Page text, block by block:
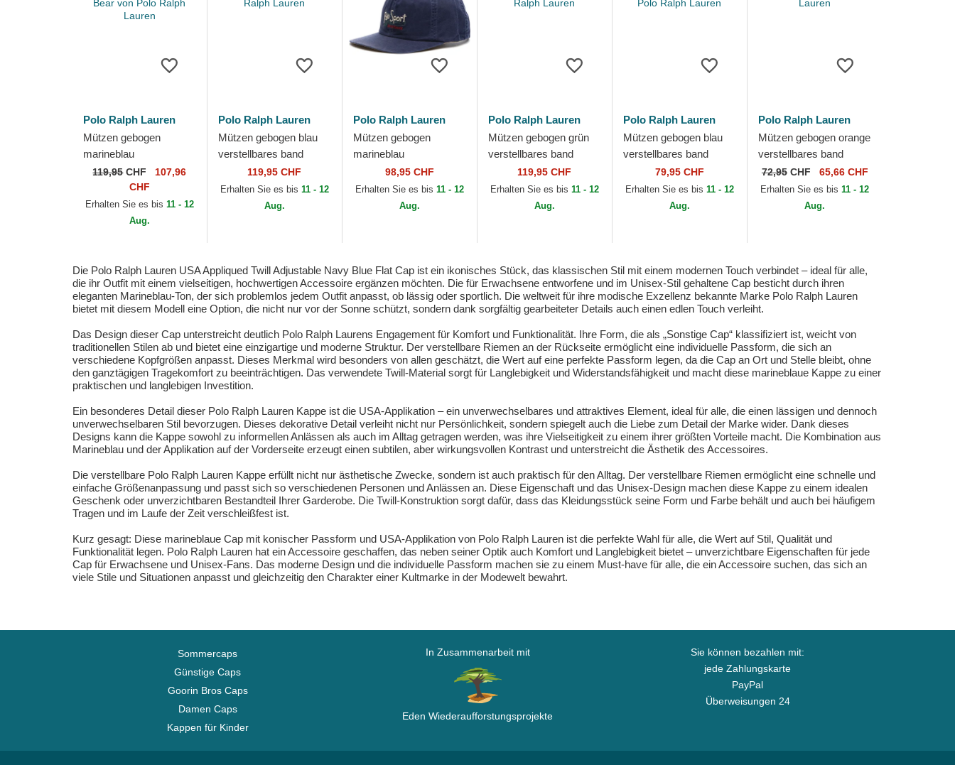
Polo Ralph Lauren
Mützen gebogen
marineblau
verstellbares band
Classic Sport Twill Bear
von Polo Ralph Lauren
119,95CHF
107,96
CHF
Erhalten Sie es bis 11 - 12
Aug.
Polo Ralph Lauren
Mützen gebogen blau
verstellbares band
Classic Sport Twill Bear
von Polo Ralph Lauren
119,95 CHF
Erhalten Sie es bis 11 - 12
Aug.
Polo Ralph Lauren
Mützen gebogen
marineblau
verstellbares band
Classic Sport Twill
Woven von Polo Ralph
98,95 CHF
Erhalten Sie es bis 11 - 12
Aug.
Polo Ralph Lauren
Mützen gebogen grün
verstellbares band
Classic Sport Twill Bear
von Polo Ralph Lauren
119,95 CHF
Erhalten Sie es bis 11 - 12
Aug.
Polo Ralph Lauren
Mützen gebogen blau
verstellbares band
Classic Sport Stretch
Twill von Polo Ralph
79,95 CHF
Erhalten Sie es bis 11 - 12
Aug.
Polo Ralph Lauren
Mützen gebogen orange
verstellbares band
Classic Sport Twill von
Polo Ralph Lauren
72,95CHF 65,66 CHF
Erhalten Sie es bis11 - 12
Aug.
Die Polo Ralph Lauren USA Appliqued Twill Adjustable Navy Blue Flat Cap ist ein ikonisches Stück, das klassischen Stil mit einem modernen Touch verbindet – ideal für alle,
die ihr Outfit mit einem vielseitigen, hochwertigen Accessoire ergänzen möchten. Die für Erwachsene entworfene und im Unisex-Stil gehaltene Cap besticht durch ihren
eleganten Marineblau-Ton, der sich problemlos jedem Outfit anpasst, ob lässig oder sportlich. Die weltweit für ihre modische Exzellenz bekannte Marke Polo Ralph Lauren
bietet mit diesem Modell eine Option, die nicht nur vor der Sonne schützt, sondern dank sorgfältig gearbeiteter Details auch einen edlen Touch verleiht.
Das Design dieser Cap unterstreicht deutlich Polo Ralph Laurens Engagement für Komfort und Funktionalität. Ihre Form, die als „Sonstige Cap“ klassifiziert ist, weicht von
traditionellen Stilen ab und bietet eine einzigartige und moderne Struktur. Der verstellbare Riemen an der Rückseite ermöglicht eine individuelle Passform, die sich an
verschiedene Kopfgrößen anpasst. Dieses Merkmal wird besonders von allen geschätzt, die Wert auf eine perfekte Passform legen, da die Cap an Ort und Stelle bleibt, ohne
den ganztägigen Tragekomfort zu beeinträchtigen. Das verwendete Twill-Material sorgt für Langlebigkeit und Widerstandsfähigkeit und macht diese marineblaue Kappe zu einer
praktischen und langlebigen Investition.
Ein besonderes Detail dieser Polo Ralph Lauren Kappe ist die USA-Applikation – ein unverwechselbares und attraktives Element, ideal für alle, die einen lässigen und dennoch
unverwechselbaren Stil bevorzugen. Dieses dekorative Detail verleiht nicht nur Persönlichkeit, sondern spiegelt auch die Liebe zum Detail der Marke wider. Dank dieses
Designs kann die Kappe sowohl zu informellen Anlässen als auch im Alltag getragen werden, was ihre Vielseitigkeit zu einem ihrer größten Vorteile macht. Die Kombination aus
Marineblau und der Applikation auf der Vorderseite erzeugt einen subtilen, aber wirkungsvollen Kontrast und unterstreicht die Ästhetik des Accessoires.
Die verstellbare Polo Ralph Lauren Kappe erfüllt nicht nur ästhetische Zwecke, sondern ist auch praktisch für den Alltag. Der verstellbare Riemen ermöglicht eine schnelle und
einfache Größenanpassung und passt sich so verschiedenen Personen und Anlässen an. Diese Eigenschaft und das Unisex-Design machen diese Kappe zu einem idealen
Geschenk oder unverzichtbaren Bestandteil Ihrer Garderobe. Die Twill-Konstruktion sorgt dafür, dass das Kleidungsstück seine Form und Farbe behält und auch bei häufigem
Tragen und im Laufe der Zeit verschleißfest ist.
Kurz gesagt: Diese marineblaue Cap mit konischer Passform und USA-Applikation von Polo Ralph Lauren ist die perfekte Wahl für alle, die Wert auf Stil, Qualität und
Funktionalität legen. Polo Ralph Lauren hat ein Accessoire geschaffen, das neben seiner Optik auch Komfort und Langlebigkeit bietet – unverzichtbare Eigenschaften für jede
Cap für Erwachsene und Unisex-Fans. Das moderne Design und die individuelle Passform machen sie zu einem Must-have für alle, die ein Accessoire suchen, das sich an
viele Stile und Situationen anpasst und gleichzeitig den Charakter einer Kultmarke in der Modewelt bewahrt.
Sommercaps
Günstige Caps
Goorin Bros Caps
Damen Caps
Kappen für Kinder
In Zusammenarbeit mit
Eden Wiederaufforstungsprojekte
Sie können bezahlen mit:
jede Zahlungskarte
PayPal
Überweisungen 24